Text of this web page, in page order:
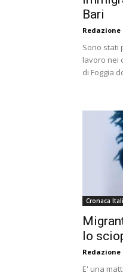
Bari
Sono stati
lavoro nei
di Foggia
Cronaca
lo
E' una